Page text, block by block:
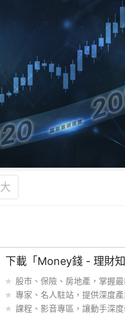
大
下載「Money錢 - 理財
股市、保險、房地產，掌握
專家、名人駐站，提供深度
課程、影音專區，讓動手深